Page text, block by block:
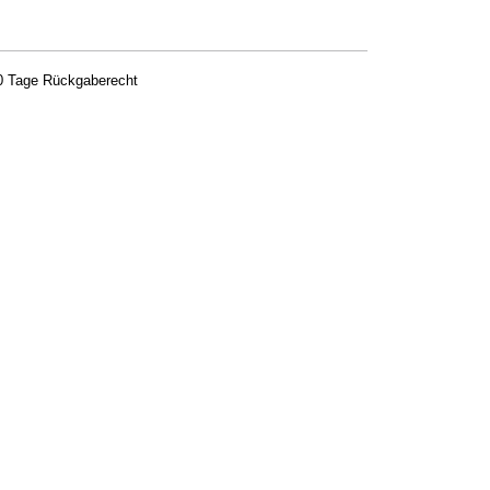
Tage Rückgaberecht